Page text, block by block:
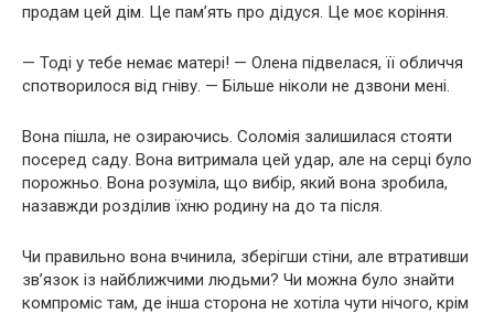
продам цей дім. Це пам’ять про дідуся. Це моє коріння.
— Тоді у тебе немає матері! — Олена підвелася, її обличчя
спотворилося від гніву. — Більше ніколи не дзвони мені.
Вона пішла, не озираючись. Соломія залишилася стояти
посеред саду. Вона витримала цей удар, але на серці було
порожньо. Вона розуміла, що вибір, який вона зробила,
назавжди розділив їхню родину на до та після.
Чи правильно вона вчинила, зберігши стіни, але втративши
зв’язок із найближчими людьми? Чи можна було знайти
компроміс там, де інша сторона не хотіла чути нічого, крім